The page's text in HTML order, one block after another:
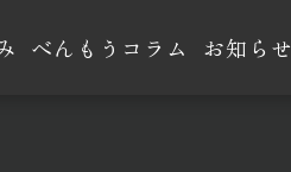
べんもうコラム お知らせ